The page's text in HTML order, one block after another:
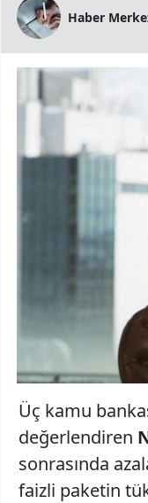
Haber
Üç kamu
değerlendiren
sonrasında
faizli paketin